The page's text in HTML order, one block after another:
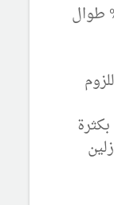
القطنية 100 % طوال